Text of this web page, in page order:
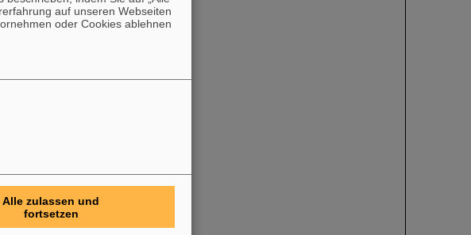
auf unseren Webseiten
oder Cookies ablehnen
Alle zulassen und
fortsetzen